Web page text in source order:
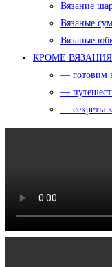
Вязание
Вязаные
Вязаные
КРОМЕ ВЯЗАНИЯ
— готовим
—
— секреты